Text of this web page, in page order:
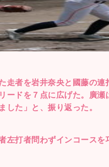
走者を岩井奈央と國藤の
ードを７点に広げた。廣
した」と、振り返った。
左打者問わずインコース